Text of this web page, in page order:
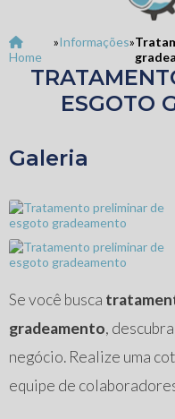
Home
»Informações»
ESGOTO
Galeria
Se você busca
gradeamento,
negócio. Realize uma
equipe de